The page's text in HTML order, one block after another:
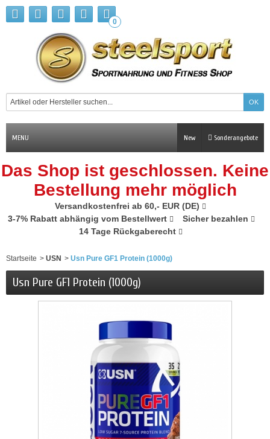
0
MENU Sonderangebote
New
Das Shop ist geschlossen. Keine
Bestellung mehr möglich
Versandkostenfrei ab 60,- EUR (DE)
3-7% Rabatt abhängig vom Bestellwert
Sicher bezahlen
14 Tage Rückgaberecht
Startseite > USN > Usn Pure GF1 Protein (1000g)
Usn Pure GF1 Protein (1000g)